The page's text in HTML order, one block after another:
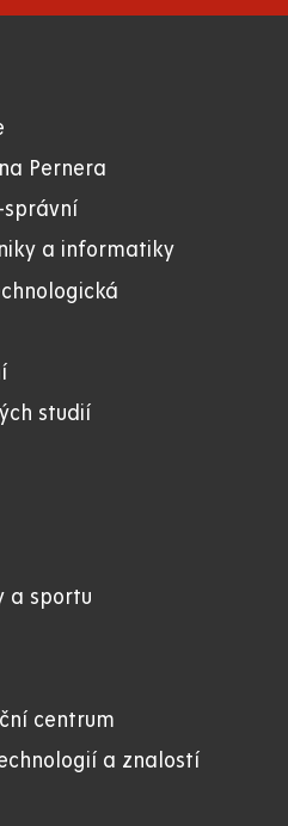
Pernera
správní
a informatiky
studií
a sportu
centrum
a znalostí